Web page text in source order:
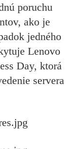
poruchu
ako je
jedného
Lenovo
Day, ktorá
servera